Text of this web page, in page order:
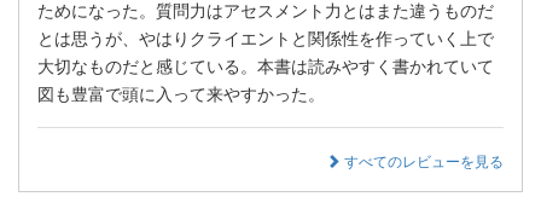
ためになった。質問力はアセスメント力とはまた違うものだ
とは思うが、やはりクライエントと関係性を作っていく上で
大切なものだと感じている。本書は読みやすく書かれていて
図も豊富で頭に入って来やすかった。
すべてのレビューを見る